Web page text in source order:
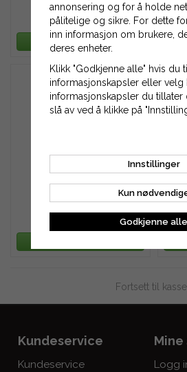
3 297 kr
LEGG TIL HANDLEKURV
Tannreim 1550H-175
Fortsett til
Kundeservice
Kundeservice
Logg
annonsering og for å holde
pålitelige og sikre. For dette
inn informasjon om brukere,
deres enheter.
Klikk "Godkjenne alle" hvis du
informasjonskapsler eller velg
informasjonskapsler du tillater
slå av ved å klikke på
Innstillinger
Kun
Godkjenne alle